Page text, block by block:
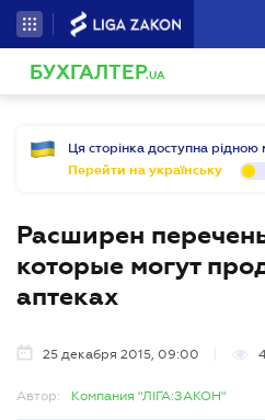
БУХГАЛТЕР.UA
Ця сторінка доступна
Перейти на українську
Расширен
которые могут
аптеках
25 декабря 2015, 09:00
Автор: Компания "ЛІГА:ЗАКОН"